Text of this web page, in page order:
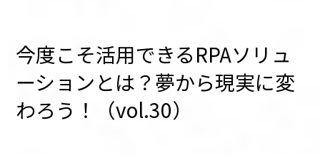
セミナー
ブログ
テクニカルサポート
今度こそ活用できるRPAソリュ
ーションとは？夢から現実に変
わろう！（vol.30）